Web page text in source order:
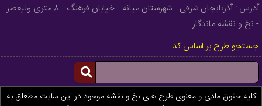
آدرس : آذربایجان شرقی - شهرستان میانه - خیابان فرهنگ - 8 متری ولیعصر
- نخ و نقشه ماندگار
جستجو طرح بر اساس کد
کلیه حقوق مادی و معنوی طرح های نخ و نقشه موجود در این سایت مطعلق به